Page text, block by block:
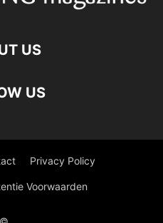
US
US
Privacy Policy
Voorwaarden